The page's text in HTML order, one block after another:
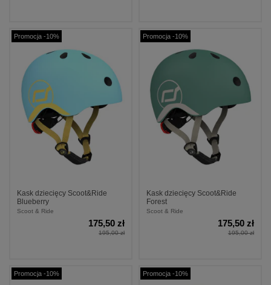
Promocja -10%
Kask dziecięcy Scoot&Ride
Blueberry
Scoot & Ride
175,50 zł
195,00 zł
Promocja -10%
Kask dziecięcy Scoot&Ride
Forest
Scoot & Ride
175,50 zł
195,00 zł
Promocja -10% Promocja -10%